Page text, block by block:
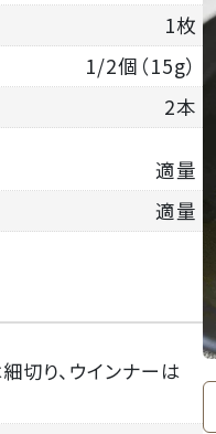
1枚
1/2個（15g）
2本
適量
適量
切り、ウインナーは